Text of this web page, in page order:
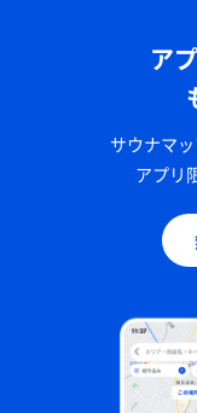
ア
サウナマ
アプリ